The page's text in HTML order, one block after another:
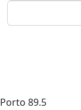
Porto 89.5